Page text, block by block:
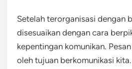
Setelah terorganisasi dengan
disesuaikan dengan cara
kepentingan komunikan.
oleh tujuan berkomunikasi kita.